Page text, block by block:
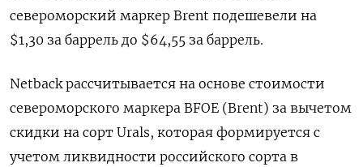
североморский маркер Brent подешевели на
$1,30 за баррель до $64,55 за баррель.
Netback рассчитывается на основе стоимости
североморского маркера BFOE (Brent) за вычетом
скидки на сорт Urals, которая формируется с
учетом ликвидности российского сорта в